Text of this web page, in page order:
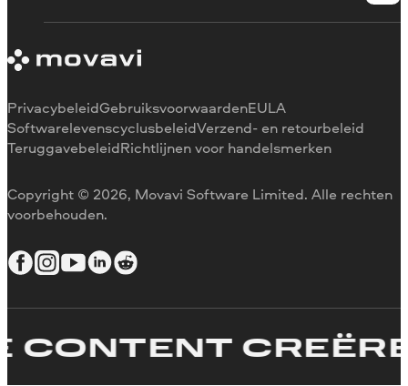
Abonnement annuleren
Ervaringen
Waarom voor ons kiezen
Voor het werk
Copyright © 2026, Movavi Software Limited. Alle rechten
voorbehouden.
PrivacybeleidGebruiksvoorwaardenEULA
SoftwarelevenscyclusbeleidVerzend- en retourbeleid
TeruggavebeleidRichtlijnen voor handelsmerken
CREËREN